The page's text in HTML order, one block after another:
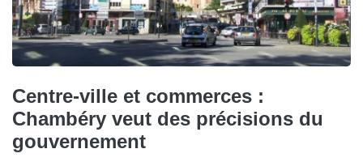
Centre-ville et commerces :
Chambéry veut des précisions du
gouvernement